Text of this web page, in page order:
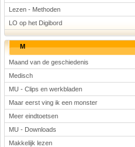
Lezen - Methoden
LO op het Digibord
M
Maand van de geschiedenis
Medisch
MU - Clips en werkbladen
Maar eerst ving ik een monster
Meer eindtoetsen
MU - Downloads
Makkelijk lezen